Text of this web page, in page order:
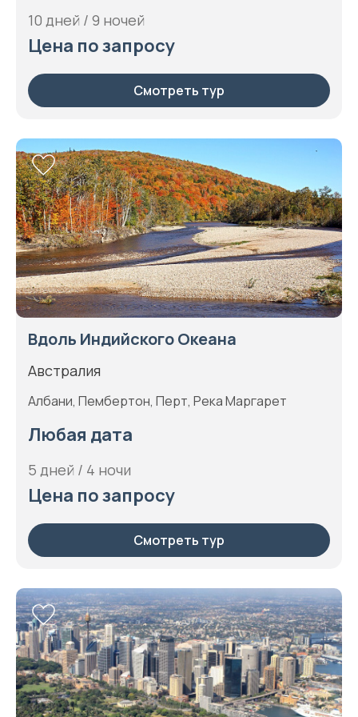
10 дней / 9 ночей
Цена по запросу
Смотреть тур
Вдоль Индийского Океана
Австралия
Албани, Пембертон, Перт, Река Маргарет
Любая дата
5 дней / 4 ночи
Цена по запросу
Смотреть тур